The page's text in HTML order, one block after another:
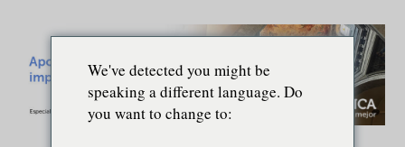
We've detected you might be
speaking a different language. Do
you want to change to: